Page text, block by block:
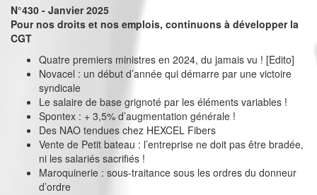
N°430 - Janvier 2025
Pour nos droits et nos emplois, continuons à développer la
CGT
Quatre premiers ministres en 2024, du jamais vu ! [Edito]
Novacel : un début d’année qui démarre par une victoire
syndicale
Le salaire de base grignoté par les éléments variables !
Spontex : + 3,5% d’augmentation générale !
Des NAO tendues chez HEXCEL Fibers
Vente de Petit bateau : l’entreprise ne doit pas être bradée,
ni les salariés sacrifiés !
Maroquinerie : sous-traitance sous les ordres du donneur
d’ordre